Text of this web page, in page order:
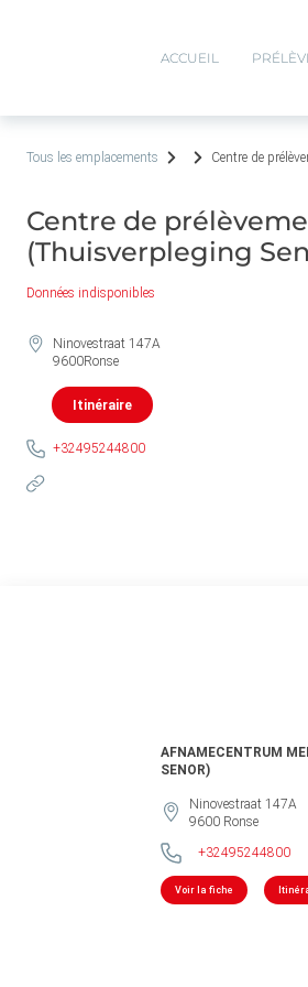
ACCUEIL
Tous les emplacements Centre de
Centre de
(Thuisverpleging
Données indisponibles
Ninovestraat 147A
9600Ronse
Itinéraire
+32495244800
AFNAMECENTRUM
SENOR)
Ninovestraat 147A
9600 Ronse
+32495244800
Voir la fiche